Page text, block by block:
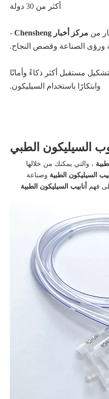
أكثر من 30 دولة
من مركز أخبار Chensheng
-
ورؤى الصناعة وقصص النجاح.
مستقبل أكثر ذكاءً وأمانًا
وابتكارًا باستخدام السيليكون.
السيليكون الطبي
، والتي يمكنك من خلالها
السيليكون الطبية وصناعة
فهم أنابيب السيليكون الطبية